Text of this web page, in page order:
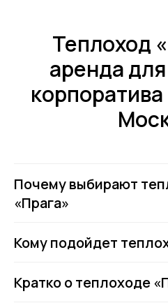
Теплоход
аренда
корпоратива
Почему выбирают
«Прага»
Кому подойдет
Кратко о теплоходе
+7
Аренда теплоходов
Аренда яхт
Мероприятия
Выпускной